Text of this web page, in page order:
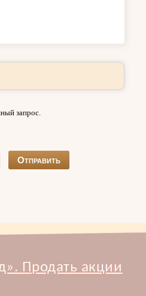
запрос.
Продать акции